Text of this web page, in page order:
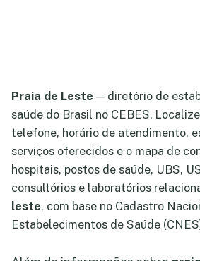
Praia de Leste — diretório de
saúde do Brasil no CEBES.
telefone, horário de atendimento,
serviços oferecidos e o mapa de
hospitais, postos de saúde, UBS,
consultórios e laboratórios
leste, com base no Cadastro
Estabelecimentos de Saúde